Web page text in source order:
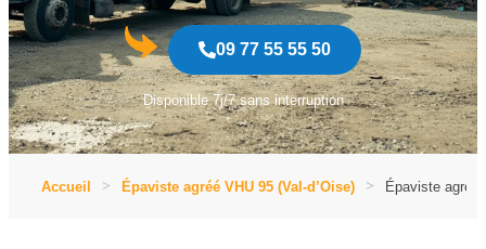
09 77 55 55 50
Disponible 7j/7 sans interruption
Accueil Épaviste agréé VHU 95 (Val-d’Oise) Épaviste agréé